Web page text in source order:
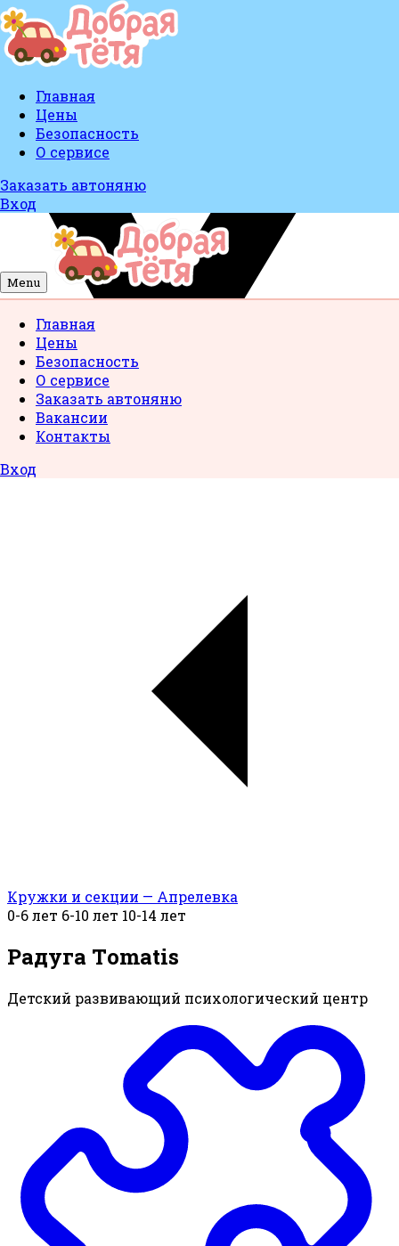
Главная
Цены
Безопасность
О сервисе
Заказать автоняню
Вход
Menu
Главная
Цены
Безопасность
О сервисе
Заказать автоняню
Вакансии
Контакты
Вход
Кружки и секции — Апрелевка
0-6 лет 6-10 лет 10-14 лет
Радуга Тomatis
Детский развивающий психологический центр